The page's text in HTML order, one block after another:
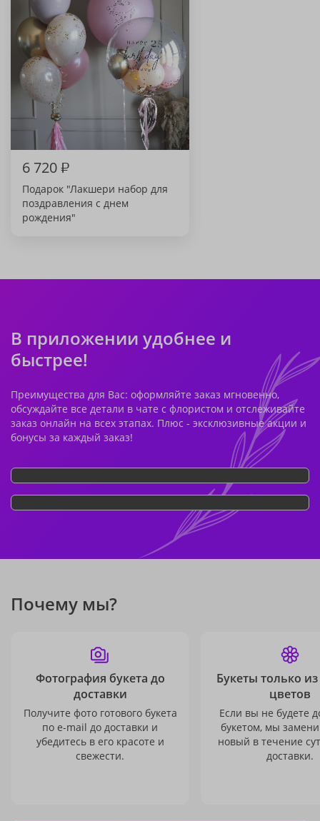
6 720₽
Подарок "Лакшери набор для
поздравления с днем
рождения"
В приложении удобнее и
быстрее!
Преимущества для Вас: оформляйте заказ мгновенно,
обсуждайте все детали в чате с флористом и отслеживайте
заказ онлайн на всех этапах. Плюс - эксклюзивные акции и
бонусы за каждый заказ!
Почему мы?
Фотография букета до
доставки
Получите фото готового букета
по e-mail до доставки и
убедитесь в его красоте и
свежести.
Букеты только
цветов
Если вы не будете
букетом, мы
новый в течение
доставки.